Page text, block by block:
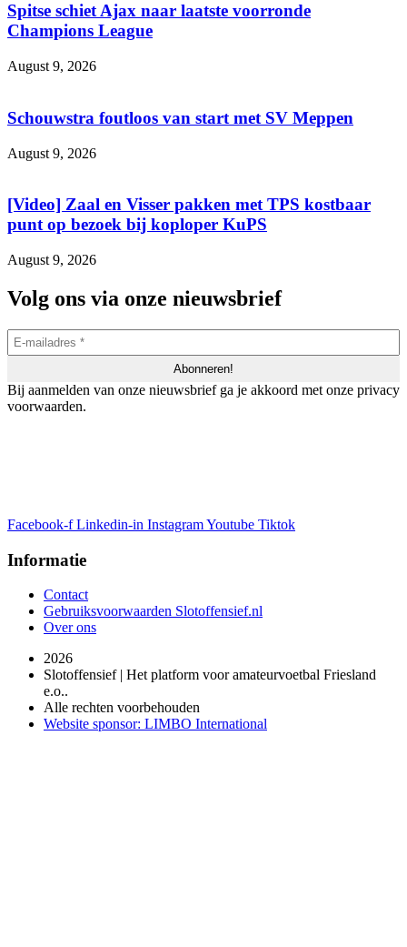
Spitse schiet Ajax naar laatste voorronde
Champions League
August 9, 2026
Schouwstra foutloos van start met SV Meppen
August 9, 2026
[Video] Zaal en Visser pakken met TPS kostbaar
punt op bezoek bij koploper KuPS
August 9, 2026
Volg ons via onze nieuwsbrief
Bij aanmelden van onze nieuwsbrief ga je akkoord met onze privacy
voorwaarden.
Facebook-f Linkedin-in InstagramYoutube Tiktok
Informatie
Contact
Gebruiksvoorwaarden Slotoffensief.nl
Over ons
2026
Slotoffensief | Het platform voor amateurvoetbal Friesland
e.o..
Alle rechten voorbehouden
Website sponsor: LIMBO International